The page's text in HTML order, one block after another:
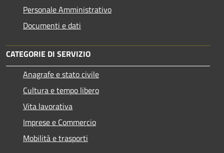
Personale Amministrativo
Documenti e dati
CATEGORIE DI SERVIZIO
Anagrafe e stato civile
Cultura e tempo libero
Vita lavorativa
Imprese e Commercio
Mobilità e trasporti